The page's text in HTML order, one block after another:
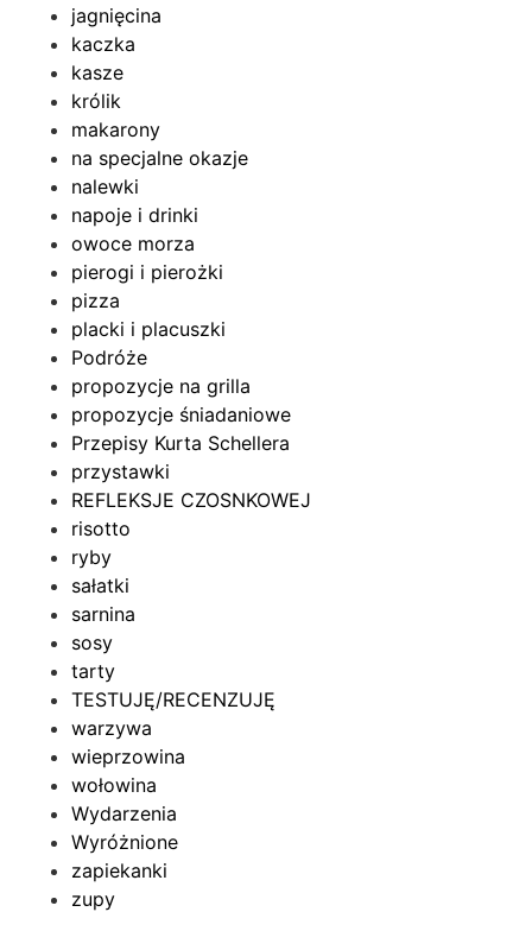
jagnięcina
kaczka
kasze
królik
makarony
na specjalne okazje
nalewki
napoje i drinki
owoce morza
pierogi i pierożki
pizza
placki i placuszki
Podróże
propozycje na grilla
propozycje śniadaniowe
Przepisy Kurta Schellera
przystawki
REFLEKSJE CZOSNKOWEJ
risotto
ryby
sałatki
sarnina
sosy
tarty
TESTUJĘ/RECENZUJĘ
warzywa
wieprzowina
wołowina
Wydarzenia
Wyróżnione
zapiekanki
zupy